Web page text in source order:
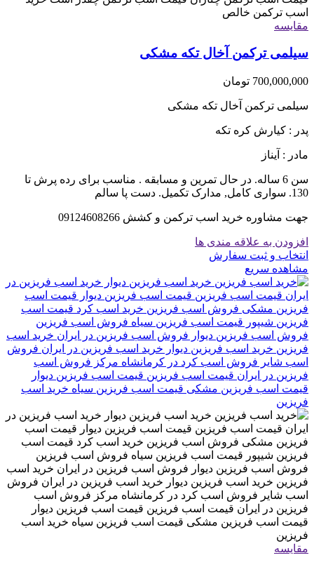
مقایسه
سیلمی ترکمن آخال تکه مشکی
700,000,000 تومان
سیلمی ترکمن آخال تکه مشکی
پدر : کیارش کره تکه
مادر : آیناز
سن 6 ساله. در حال تمرین و مسابقه . مناسب برای رده پرش تا
130. سواری کامل, مدارک تکمیل. دست پا سالم
جهت مشاوره خرید اسب ترکمن و کشش 09124608266
افزودن به علاقه مندی ها
انتخاب و ثبت سفارش
مشاهده سریع
مقایسه